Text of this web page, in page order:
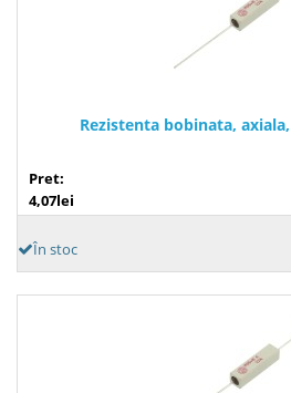
Rezistenta bobinata, axiala,
Pret:
4,07lei
În stoc